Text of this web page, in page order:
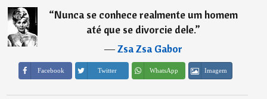
“Nunca se conhece realmente um homem
até que se divorcie dele.”
―Zsa Zsa Gabor
Facebook Twitter WhatsApp Imagem